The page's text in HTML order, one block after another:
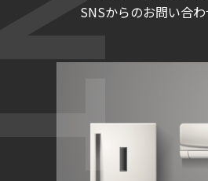
SNSからのお問い合